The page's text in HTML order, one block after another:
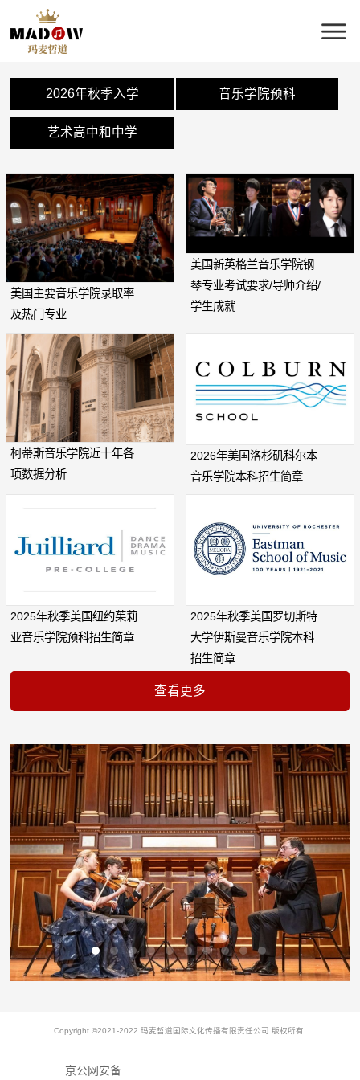
2026年秋季入学 音乐学院预科
艺术高中和中学
美国主要音乐学院录取率
及热门专业
美国新英格兰音乐学院钢
琴专业考试要求/导师介绍/
学生成就
柯蒂斯音乐学院近十年各
项数据分析
2026年美国洛杉矶科尔本
音乐学院本科招生简章
2025年秋季美国纽约茱莉
亚音乐学院预科招生简章
2025年秋季美国罗切斯特
大学伊斯曼音乐学院本科
招生简章
Copyright ©2021-2022 玛麦哲道国际文化传播有限责任公司 版权所有
京公网安备